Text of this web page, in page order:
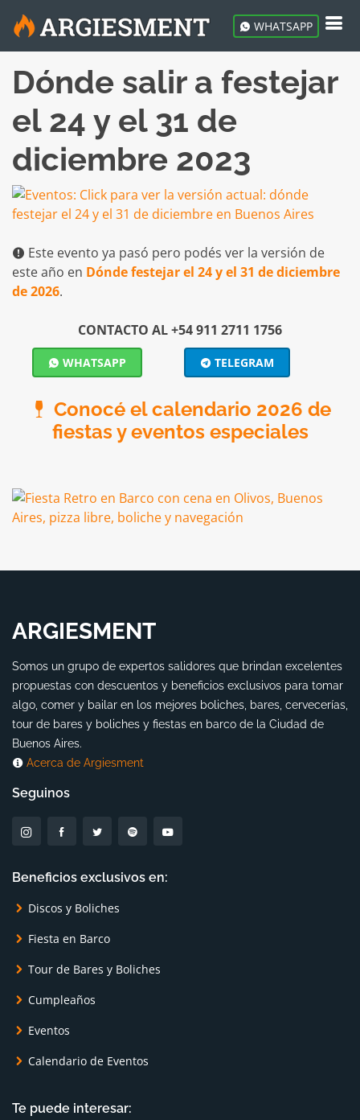
WHATSAPP
Dónde salir a festejar
el 24 y el 31 de
diciembre 2023
Este evento ya pasó pero podés ver la versión de
este año en Dónde festejar el 24 y el 31 de diciembre
de 2026.
CONTACTO AL +54 911 2711 1756
WHATSAPP TELEGRAM
Conocé el calendario 2026 de
fiestas y eventos especiales
ARGIESMENT
Somos un grupo de expertos salidores que brindan excelentes
propuestas con descuentos y beneficios exclusivos para tomar
algo, comer y bailar en los mejores boliches, bares, cervecerías,
tour de bares y boliches y fiestas en barco de la Ciudad de
Buenos Aires.
Acerca de Argiesment
Seguinos
Beneficios exclusivos en:
Discos y Boliches
Fiesta en Barco
Tour de Bares y Boliches
Cumpleaños
Eventos
Calendario de Eventos
Te puede interesar: